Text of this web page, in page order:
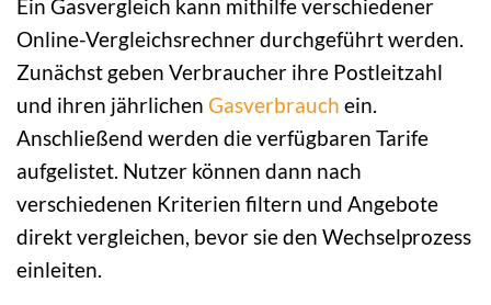
Ein Gasvergleich kann mithilfe verschiedener
Online-Vergleichsrechner durchgeführt werden.
Zunächst geben Verbraucher ihre Postleitzahl
und ihren jährlichen Gasverbrauch ein.
Anschließend werden die verfügbaren Tarife
aufgelistet. Nutzer können dann nach
verschiedenen Kriterien filtern und Angebote
direkt vergleichen, bevor sie den Wechselprozess
einleiten.